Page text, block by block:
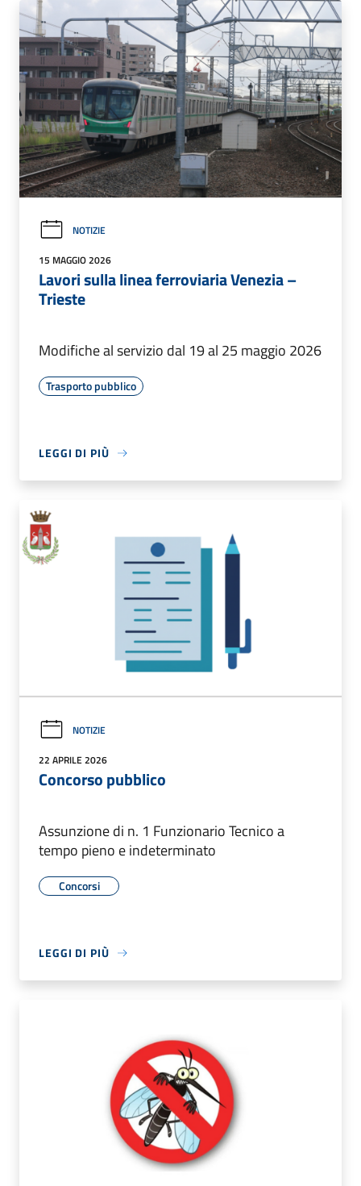
NOTIZIE
15 MAGGIO 2026
Lavori sulla linea ferroviaria Venezia –
Trieste
Modifiche al servizio dal 19 al 25 maggio 2026
Trasporto pubblico
LEGGI DI PIÙ
NOTIZIE
22 APRILE 2026
Concorso pubblico
Assunzione di n. 1 Funzionario Tecnico a
tempo pieno e indeterminato
Concorsi
LEGGI DI PIÙ